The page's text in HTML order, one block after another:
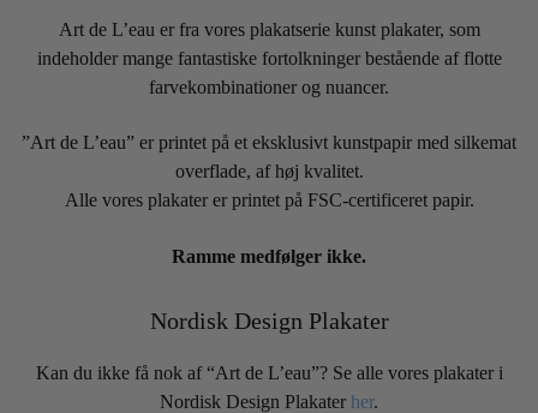
Art de L’eau er fra vores plakatserie kunst plakater, som
indeholder mange fantastiske fortolkninger bestående af flotte
farvekombinationer og nuancer.
”Art de L’eau” er printet på et eksklusivt kunstpapir med silkemat
overflade, af høj kvalitet.
Alle vores plakater er printet på FSC-certificeret papir.
Ramme medfølger ikke.
Nordisk Design Plakater
Kan du ikke få nok af “Art de L’eau”? Se alle vores plakater i
Nordisk Design Plakater her.